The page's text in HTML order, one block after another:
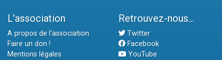
L'association
A propos de l'association
Faire un don !
Mentions légales
Retrouvez-nous...
Twitter
Facebook
YouTube